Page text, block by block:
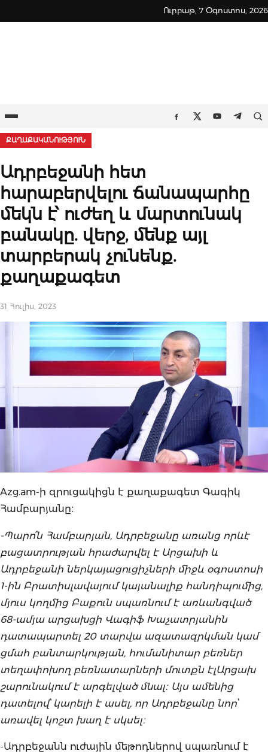
to
Ուրբաթ, 7 Օգոստոս, 2026
Ընտրացանկ Facebook
TwitterYoutube
ՔԱՂԱՔԱԿԱՆՈՒԹՅՈՒՆ
Ադրբեջանի հետ
հարաբերվելու ճանապարհը
մեկն է՝ ուժեղ և մարտունակ
բանակը. վերջ, մենք այլ
տարբերակ չունենք.
քաղաքագետ
31 Հուլիս, 2023
Azg.am-ի զրուցակիցն է քաղաքագետ Գագիկ
Համբարյանը։
-Պարո՛ն Համբարյան, Ադրբեջանը առանց որևէ
բացատրության հրաժարվել է Արցախի և
Ադրբեջանի ներկայացուցիչների միջև օգոստոսի
1-ին Բրատիսլավայում կայանալիք հանդիպումից,
մյուս կողմից Բաքուն սպառնում է առևանգված
68-ամյա արցախցի Վագիֆ Խաչատրյանին
դատապարտել 20 տարվա ազատազրկման կամ
ցմահ բանտարկության, հումանիտար բեռներ
տեղափոխող բեռնատարների մուտքն էլԱրցախ
շարունակում է արգելված մնալ։ Այս ամենից
դատելով՝ կարելի է ասել, որ Ադրբեջանը նոր՝
առավել կոշտ խաղ է սկսել։
-Ադրբեջանն ուժային մեթոդներով սպառնում է